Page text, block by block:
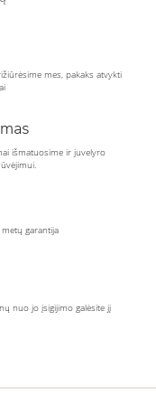
mes, pakaks atvykti
išmatuosime ir juvelyro
garantija
nuo jo įsigijimo galėsite jį